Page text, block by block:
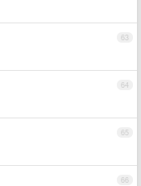
63
64
65
66